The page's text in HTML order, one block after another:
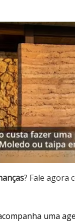
? Fale agora
uma